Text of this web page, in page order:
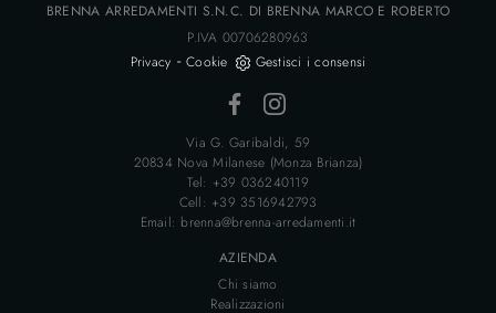
BRENNA ARREDAMENTI S.N.C. DI BRENNA MARCO E ROBERTO
P.IVA 00706280963
Privacy -Cookie Gestisci i consensi
Via G. Garibaldi, 59
20834 Nova Milanese (Monza Brianza)
Tel: +39 036240119
Cell: +39 3516942793
Email: brenna@brenna-arredamenti.it
AZIENDA
Chi siamo
Realizzazioni